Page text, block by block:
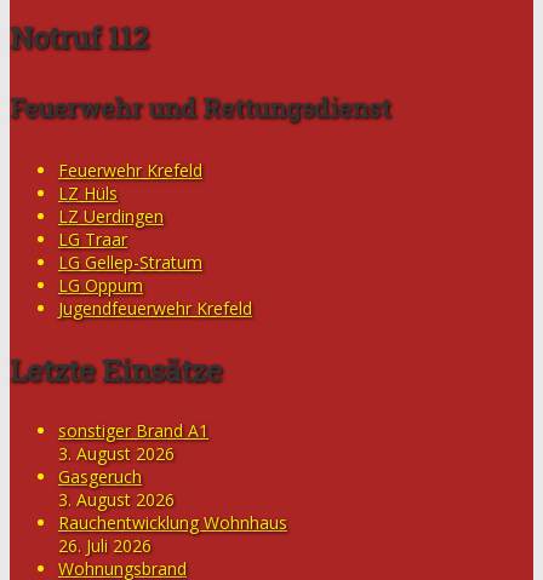
Notruf 112
Feuerwehr und Rettungsdienst
Feuerwehr Krefeld
LZ Hüls
LZ Uerdingen
LG Traar
LG Gellep-Stratum
LG Oppum
Jugendfeuerwehr Krefeld
Letzte Einsätze
sonstiger Brand A1
3. August 2026
Gasgeruch
3. August 2026
Rauchentwicklung Wohnhaus
26. Juli 2026
Wohnungsbrand